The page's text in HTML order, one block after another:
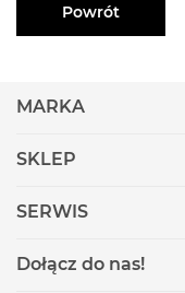
Powrót
MARKA
SKLEP
SERWIS
Dołącz do nas!